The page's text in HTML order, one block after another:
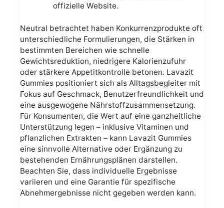
offizielle Website.
Neutral betrachtet haben Konkurrenzprodukte oft
unterschiedliche Formulierungen, die Stärken in
bestimmten Bereichen wie schnelle
Gewichtsreduktion, niedrigere Kalorienzufuhr
oder stärkere Appetitkontrolle betonen. Lavazit
Gummies positioniert sich als Alltagsbegleiter mit
Fokus auf Geschmack, Benutzerfreundlichkeit und
eine ausgewogene Nährstoffzusammensetzung.
Für Konsumenten, die Wert auf eine ganzheitliche
Unterstützung legen – inklusive Vitaminen und
pflanzlichen Extrakten – kann Lavazit Gummies
eine sinnvolle Alternative oder Ergänzung zu
bestehenden Ernährungsplänen darstellen.
Beachten Sie, dass individuelle Ergebnisse
variieren und eine Garantie für spezifische
Abnehmergebnisse nicht gegeben werden kann.